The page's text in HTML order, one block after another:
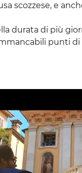
scozzese, e
durata di più
punti